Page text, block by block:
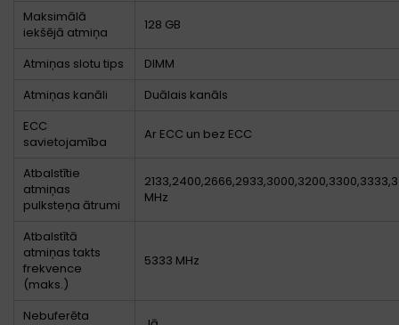
Maksimālā
iekšējā atmiņa
128 GB
Atmiņas slotu tips
DIMM
Atmiņas kanāli
Duālais kanāls
ECC
savietojamība
Ar ECC un bez ECC
Atbalstītie
atmiņas
pulksteņa ātrumi
MHz
Atbalstītā
atmiņas takts
frekvence
(maks.)
5333 MHz
Nebuferēta